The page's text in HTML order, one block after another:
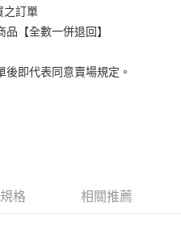
華泰商業銀行
遠東國際商業銀行
星展（台灣）商業銀行
數、繳款截止日，確認付款後即完
之訂單
【全數一併退回】
即代表同意賣場規定。
格 相關推薦